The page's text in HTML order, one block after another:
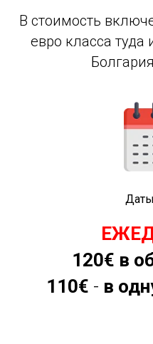
В стоимость
евро класса туда
120€ в
110€ - в